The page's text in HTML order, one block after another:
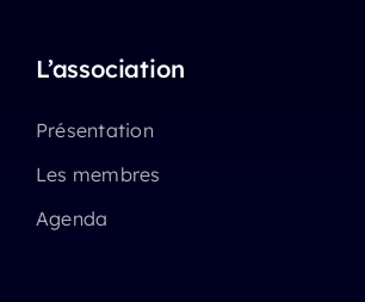
L’association
Présentation
Les membres
Agenda